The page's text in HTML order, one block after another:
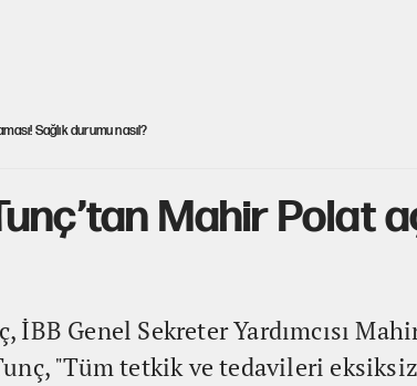
Sağlık durumu nasıl?
Mahir Polat
İBB Genel Sekreter Yardımcısı
"Tüm tetkik ve tedavileri